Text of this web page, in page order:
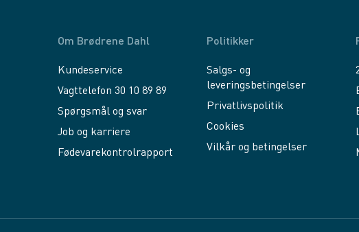
Om Brødrene Dahl
Kundeservice
Vagttelefon 30 10 89 89
Spørgsmål og svar
Job og karriere
Fødevarekontrolrapport
Politikker
Salgs- og
leveringsbetingelser
Privatlivspolitik
Cookies
Vilkår og betingelser